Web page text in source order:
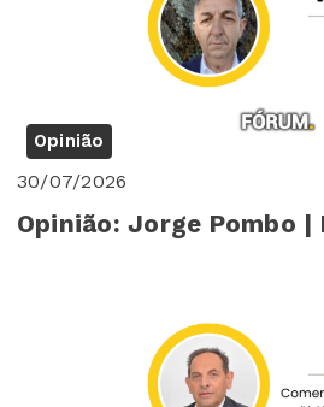
Opinião
30/07/2026
Opinião: Jorge Pombo |